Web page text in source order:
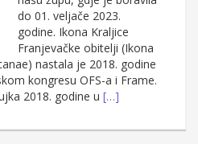
do 01. veljače 2023.
godine. Ikona Kraljice
Franjevačke obitelji (Ikona
nastala je 2018. godine
kongresu OFS-a i Frame.
2018. godine u […]